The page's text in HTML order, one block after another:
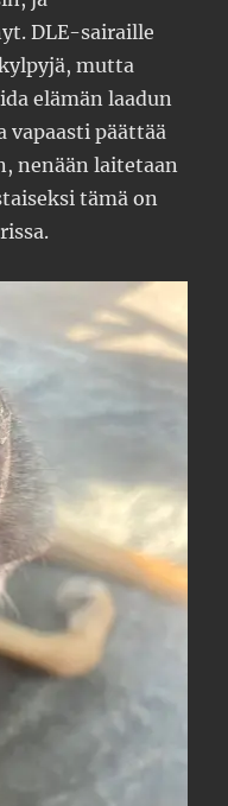
DLE-sairaille
mutta
elämän laadun
vapaasti päättää
nenään laitetaan
tämä on